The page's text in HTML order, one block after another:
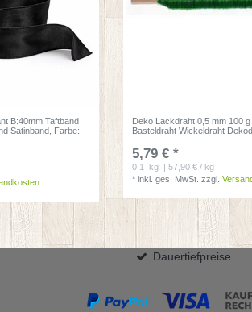
B:40mm Taftband
Satinband , Farbe:
Deko Lackdraht 0,5 mm 100
Basteldraht Wickeldraht
5,79 € *
0.1 kg | 57,90 € / kg
*inkl. ges. MwSt. zzgl.
Dauertiefpreise